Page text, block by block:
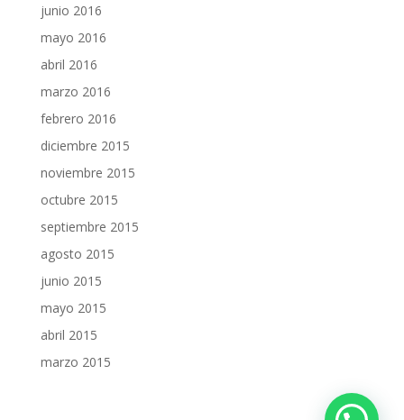
junio 2016
mayo 2016
abril 2016
marzo 2016
febrero 2016
diciembre 2015
noviembre 2015
octubre 2015
septiembre 2015
agosto 2015
junio 2015
mayo 2015
abril 2015
marzo 2015